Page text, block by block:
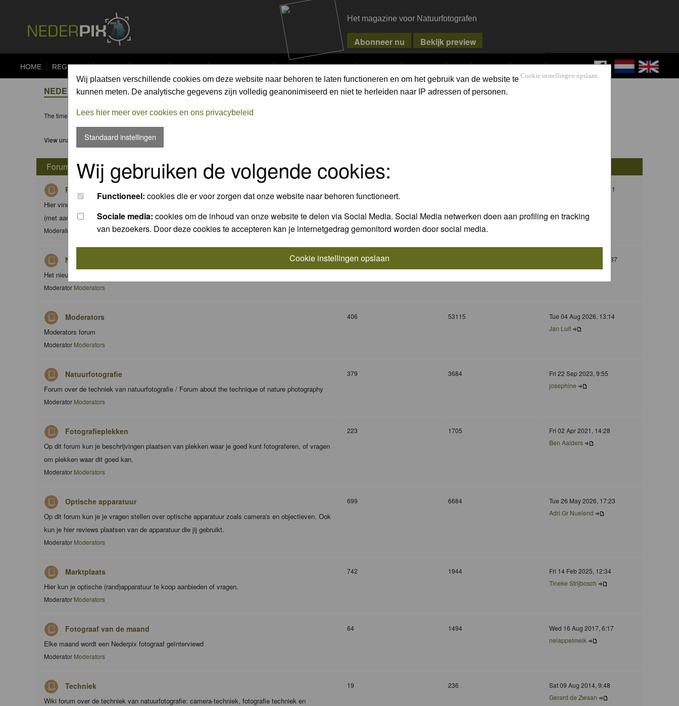
Het magazine voor Natuurfotografen
HOME REGISTER FORUM UPLOAD ALBUMS COMPETITIONS PIXPAS MAGAZINE WEBSHOP CONTACT FAQ SEARCH LOG IN
Cookie instellingen opslaan
Wij plaatsen verschillende cookies om deze website naar behoren te laten functioneren en om het gebruik van de website te
kunnen meten. De analytische gegevens zijn volledig geanonimiseerd en niet te herleiden naar IP adressen of personen.
Lees hier meer over cookies en ons privacybeleid
Standaard instellingen
Wij gebruiken de volgende cookies:
Functioneel: cookies die er voor zorgen dat onze website naar behoren functioneert.
Sociale media: cookies om de inhoud van onze website te delen via Social Media. Social Media netwerken doen aan profiling en tracking
van bezoekers. Door deze cookies te accepteren kan je internetgedrag gemonitord worden door social media.
Cookie instellingen opslaan
NEDERPIX.NL FORUM INDEX
The time now is Thu 06 Aug 2026, 3:11
View unanswered posts
Forum Topics
Richtlijnen voor Nederpix fotografen
Hier vind je de criteria waaraan foto's in de diverse albums dienen te voldoen en de gedragscode
(met aanvullingen) van Nederpix.
Moderator Moderators
Thu 08 Dec 2016, 21:51
Nieuws / News
Het nieuws forum / The news forum
Moderator Moderators
327
Wed 05 Nov 2025, 11:37
Jurgen Maassen
Moderators
Moderators forum
Moderator Moderators
406 53115
Tue 04 Aug 2026, 13:14
Jan Luit
Natuurfotografie
Forum over de techniek van natuurfotografie / Forum about the technique of nature photography
Moderator Moderators
379 3684
Fri 22 Sep 2023, 9:55
josephine
Fotografieplekken
Op dit forum kun je beschrijvingen plaatsen van plekken waar je goed kunt fotograferen, of vragen
om plekken waar dit goed kan.
Moderator Moderators
223 1705
Fri 02 Apr 2021, 14:28
Ben Aalders
Optische apparatuur
Op dit forum kun je je vragen stellen over optische apparatuur zoals camera's en objectieven. Ook
kun je hier reviews plaatsen van de apparatuur die jij gebruikt.
Moderator Moderators
699 6684
Tue 26 May 2026, 17:23
Adri Gr Nuelend
Marktplaats
Hier kun je optische (rand)apparatuur te koop aanbieden of vragen.
Moderator Moderators
742 1944
Fri 14 Feb 2025, 12:34
Tineke Strijbosch
Fotograaf van de maand
Elke maand wordt een Nederpix fotograaf geïnterviewd
Moderator Moderators
64 1494
Wed 16 Aug 2017, 6:17
nelappelmelk
Techniek
Wiki forum over de techniek van natuurfotografie: camera-techniek, fotografie techniek en
19 236
Sat 09 Aug 2014, 9:48
Gerard de Zwaan